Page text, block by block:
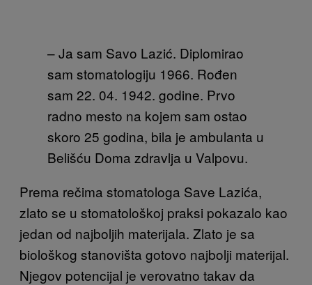
– Ja sam Savo Lazić. Diplomirao
sam stomatologiju 1966. Rođen
sam 22. 04. 1942. godine. Prvo
radno mesto na kojem sam ostao
skoro 25 godina, bila je ambulanta u
Belišću Doma zdravlja u Valpovu.
Prema rečima stomatologa Save Lazića,
zlato se u stomatološkoj praksi pokazalo kao
jedan od najboljih materijala. Zlato je sa
biološkog stanovišta gotovo najbolji materijal.
Njegov potencijal je verovatno takav da